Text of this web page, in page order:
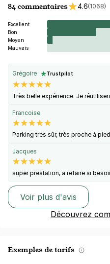
84 commentaires
4.6(1068)
Excellent
Bon
Moyen
Mauvais
Grégoire Trustpilot
Très belle expérience. Je
Francoise
Parking très sûr, très proche à
Jacques
super prestation, a refaire si
Voir plus d'avis
Découvrez
Exemples de tarifs